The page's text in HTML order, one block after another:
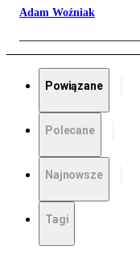
Adam Woźniak
Powiązane
Polecane
Najnowsze
Tagi